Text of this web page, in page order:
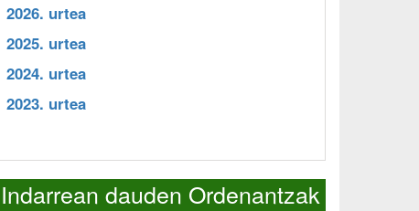
2026. urtea
2025. urtea
2024. urtea
2023. urtea
Indarrean dauden Ordenantzak